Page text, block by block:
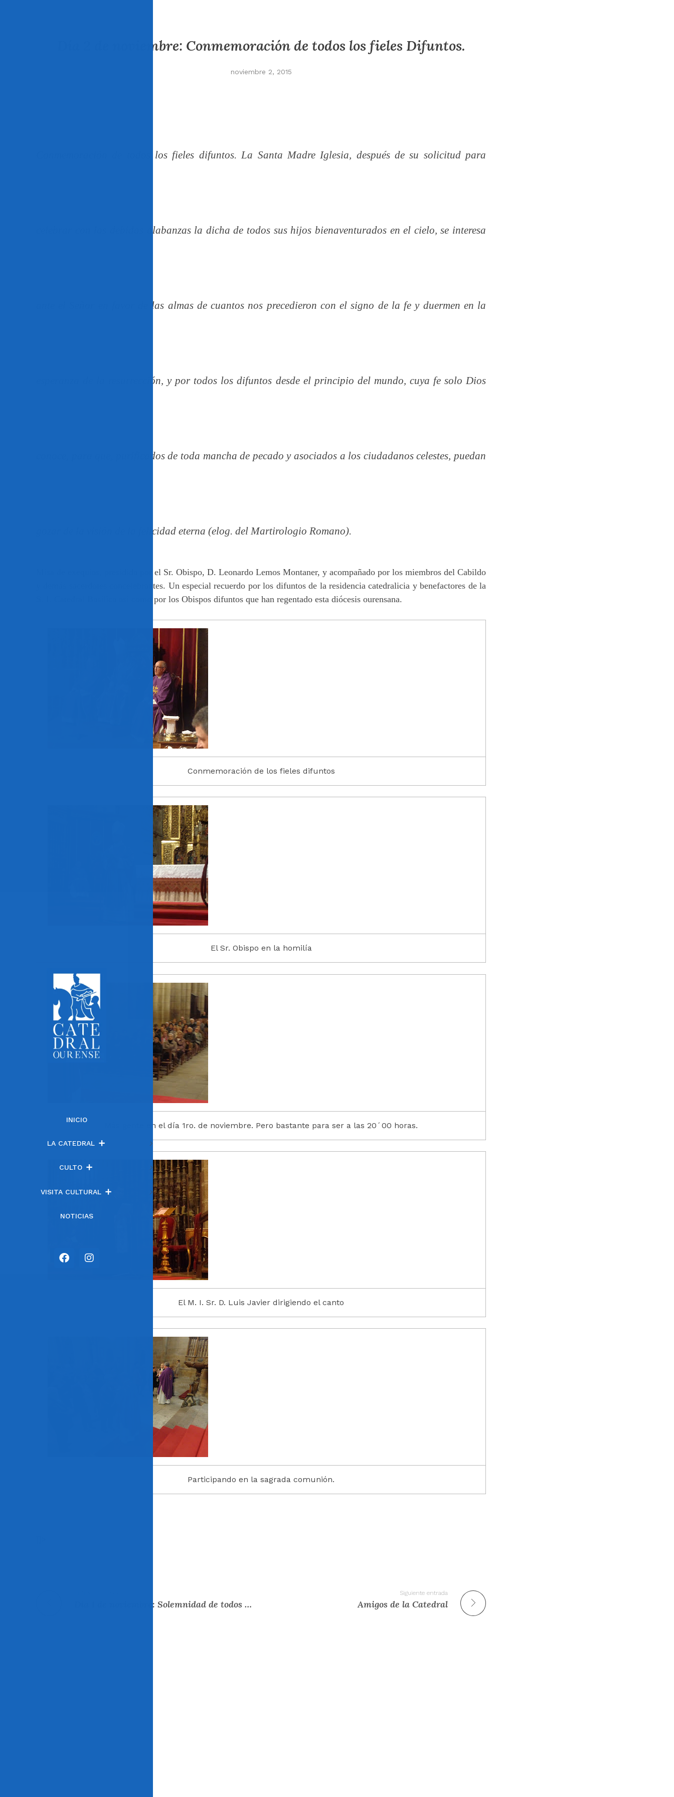
INICIO
LA CATEDRAL
CULTO
VISITA CULTURAL
NOTICIAS
Día 2 de noviembre: Conmemoración de todos los fieles Difuntos.
noviembre 2, 2015
Conmemoración de todos los fieles difuntos. La Santa Madre Iglesia, después de su solicitud para
celebrar con las debidas alabanzas la dicha de todos sus hijos bienaventurados en el cielo, se interesa
ante el Señor en favor de las almas de cuantos nos precedieron con el signo de la fe y duermen en la
resurrección, y por todos los difuntos desde el principio del mundo, cuya fe solo Dios
conoce, para que, purificados de toda mancha de pecado y asociados a los ciudadanos celestes, puedan
gozar de la visión de la felicidad eterna (elog. del Martirologio Romano).
Misa de exequias, presidida por el Sr. Obispo, D. Leonardo Lemos Montaner, y acompañado por los miembros del Cabildo
y demás sacerdotes concelebrantes. Un especial recuerdo por los difuntos de la residencia catedralicia y benefactores de la
S. I. Catedral Basílica así como por los Obispos difuntos que han regentado esta diócesis ourensana.
Conmemoración de los fieles difuntos
El Sr. Obispo en la homilía
Más gente en el día 1ro. de noviembre. Pero bastante para ser a las 20´00 horas.
El M. I. Sr. D. Luis Javier dirigiendo el canto
Participando en la sagrada comunión.
Día 1 de noviembre: Solemnidad de todos los santos.
Siguiente entrada
Amigos de la Catedral